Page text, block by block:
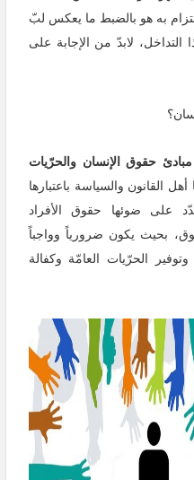
به هو بالضبط ما يعكس لبّ
لابدّ من الإجابة على
مبادئ حقوق الإنسان والحرّيات
القانون والسياسة باعتبارها
على ضوئها حقوق الأفراد
بحيث يكون ضرورياً وواجباً
الحرّيات العامّة وكفالة